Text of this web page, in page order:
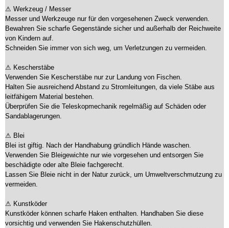
⚠ Werkzeug / Messer
Messer und Werkzeuge nur für den vorgesehenen Zweck verwenden.
Bewahren Sie scharfe Gegenstände sicher und außerhalb der Reichweite
von Kindern auf.
Schneiden Sie immer von sich weg, um Verletzungen zu vermeiden.
⚠ Kescherstäbe
Verwenden Sie Kescherstäbe nur zur Landung von Fischen.
Halten Sie ausreichend Abstand zu Stromleitungen, da viele Stäbe aus
leitfähigem Material bestehen.
Überprüfen Sie die Teleskopmechanik regelmäßig auf Schäden oder
Sandablagerungen.
⚠ Blei
Blei ist giftig. Nach der Handhabung gründlich Hände waschen.
Verwenden Sie Bleigewichte nur wie vorgesehen und entsorgen Sie
beschädigte oder alte Bleie fachgerecht.
Lassen Sie Bleie nicht in der Natur zurück, um Umweltverschmutzung zu
vermeiden.
⚠ Kunstköder
Kunstköder können scharfe Haken enthalten. Handhaben Sie diese
vorsichtig und verwenden Sie Hakenschutzhüllen.